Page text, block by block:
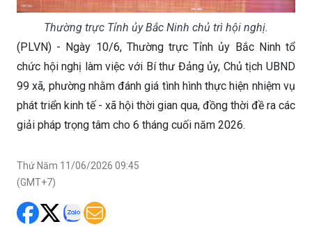
Thường trực Tỉnh ủy Bắc Ninh chủ trì hội nghị.
(PLVN) - Ngày 10/6, Thường trực Tỉnh ủy Bắc Ninh tổ
chức hội nghị làm việc với Bí thư Đảng ủy, Chủ tịch UBND
99 xã, phường nhằm đánh giá tình hình thực hiện nhiệm vụ
phát triển kinh tế - xã hội thời gian qua, đồng thời đề ra các
giải pháp trọng tâm cho 6 tháng cuối năm 2026.
Thứ Năm 11/06/2026 09:45
(GMT+7)